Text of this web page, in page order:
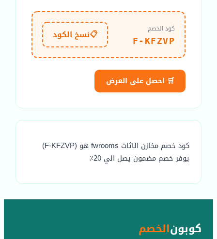
كود الخصم
F-KFZVP
📋نسخ الكود
🛒 احصل على العرض
كود خصم مخازن الاثاث fwrooms هو (F-KFZVP)
يوفر خصم مضمون يصل الي 20٪
كوبونالخصم